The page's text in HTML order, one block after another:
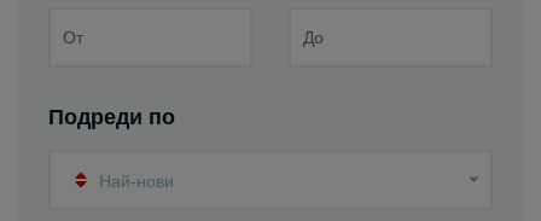
Подреди по
Най-нови